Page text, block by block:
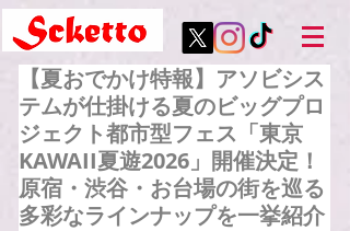
【夏おでかけ特報】アソビシス
テムが仕掛ける夏のビッグプロ
ジェクト都市型フェス「東京
KAWAII夏遊2026」開催決定！
原宿・渋谷・お台場の街を巡る
多彩なラインナップを一挙紹介